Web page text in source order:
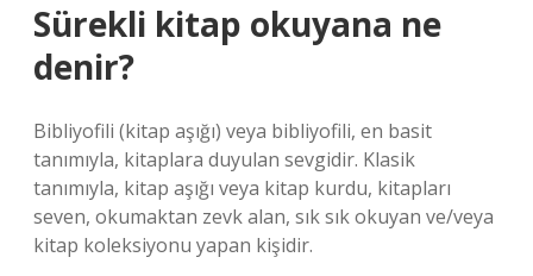
Sürekli kitap okuyana ne
denir?
Bibliyofili (kitap aşığı) veya bibliyofili, en basit
tanımıyla, kitaplara duyulan sevgidir. Klasik
tanımıyla, kitap aşığı veya kitap kurdu, kitapları
seven, okumaktan zevk alan, sık sık okuyan ve/veya
kitap koleksiyonu yapan kişidir.